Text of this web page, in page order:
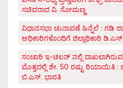
ಸಚಿವರಾದ ವಿ. ಸೋಮಣ್ಣ
ವಿಧಾನಸಭಾ ಚುನಾವಣೆ ಹಿನ್ನೆಲೆ : ಗಡಿ
ಅಧಿಕಾರಿಗಳೊಂದಿಗೆ ಜಿಲ್ಲಾಧಿಕಾರಿ
ಸಂಚಾರಿ ಇ-ಚಲನ್ ನಲ್ಲಿ
ಮೊತ್ತದಲ್ಲಿ ಶೇ. 50 ರಷ್ಟು ರಿಯಾಯಿತಿ :
ಬಿ.ಎಸ್. ಭಾರತಿ